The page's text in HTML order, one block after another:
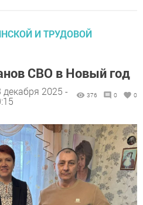
И ТРУДОВОЙ
СВО в Новый год
декабря 2025 -
376 0 0